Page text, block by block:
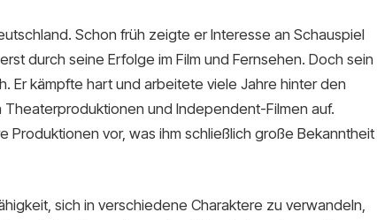
Schon früh zeigte er Interesse an Schauspiel
durch seine Erfolge im Film und Fernsehen. Doch sein
Er kämpfte hart und arbeitete viele Jahre hinter den
Theaterproduktionen und Independent-Filmen auf.
Produktionen vor, was ihm schließlich große Bekanntheit
sich in verschiedene Charaktere zu verwandeln,